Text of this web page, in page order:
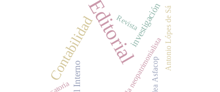
Editorial
Contabilidad investigación
Escuela neopatrimonialistaAntonio Lópes de Sá
Revista